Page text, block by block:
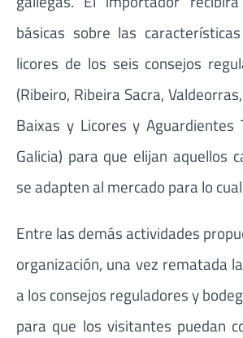
básicas sobre las
licores de los seis consejos
(Ribeiro, Ribeira Sacra,
Baixas y Licores y Aguardientes
Galicia) para que elijan aquellos
se adapten al mercado para lo
Entre las demás actividades
organización, una vez rematada
a los consejos reguladores y
para que los visitantes puedan